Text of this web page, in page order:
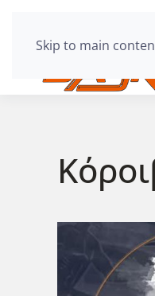
Skip to main